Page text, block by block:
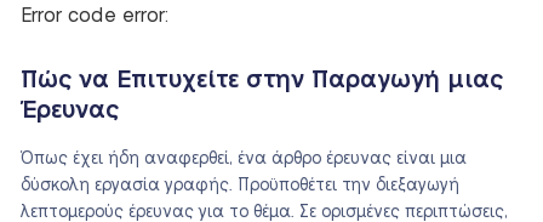
Error code error:
Πώς να Επιτυχείτε στην Παραγωγή μιας
Έρευνας
Όπως έχει ήδη αναφερθεί, ένα άρθρο έρευνας είναι μια
δύσκολη εργασία γραφής. Προϋποθέτει την διεξαγωγή
λεπτομερούς έρευνας για το θέμα. Σε ορισμένες περιπτώσεις,